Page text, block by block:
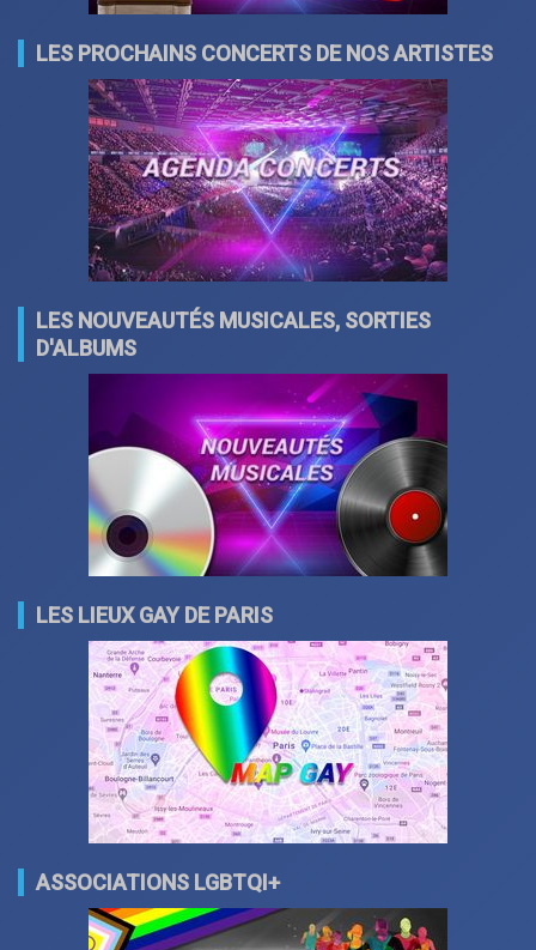
LES PROCHAINS CONCERTS DE NOS ARTISTES
LES NOUVEAUTÉS MUSICALES, SORTIES
D'ALBUMS
LES LIEUX GAY DE PARIS
ASSOCIATIONS LGBTQI+